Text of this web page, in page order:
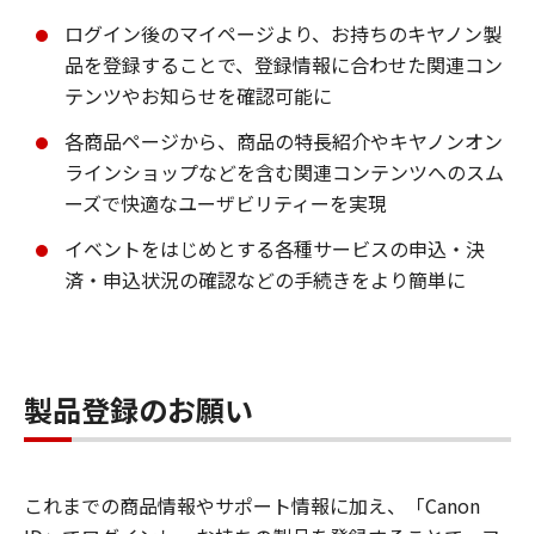
ログイン後のマイページより、お持ちのキヤノン製
品を登録することで、登録情報に合わせた関連コン
テンツやお知らせを確認可能に
各商品ページから、商品の特長紹介やキヤノンオン
ラインショップなどを含む関連コンテンツへのスム
ーズで快適なユーザビリティーを実現
イベントをはじめとする各種サービスの申込・決
済・申込状況の確認などの手続きをより簡単に
製品登録のお願い
これまでの商品情報やサポート情報に加え、「Canon